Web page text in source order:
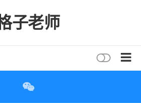
子老师